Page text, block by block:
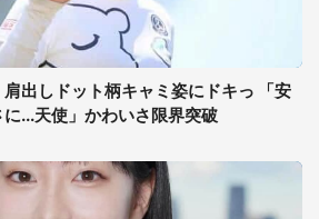
出しドット柄キャミ姿にドキっ 「安
...天使」かわいさ限界突破